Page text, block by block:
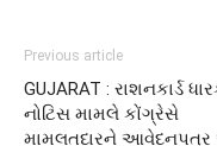
Previous article
GUJARAT : રાશનકાર્ડ
નોટિસ મામલે કોંગ્રેસે
મામલતદારને